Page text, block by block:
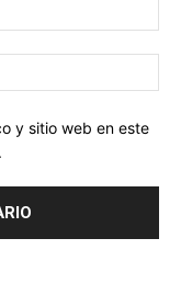
y sitio web en este